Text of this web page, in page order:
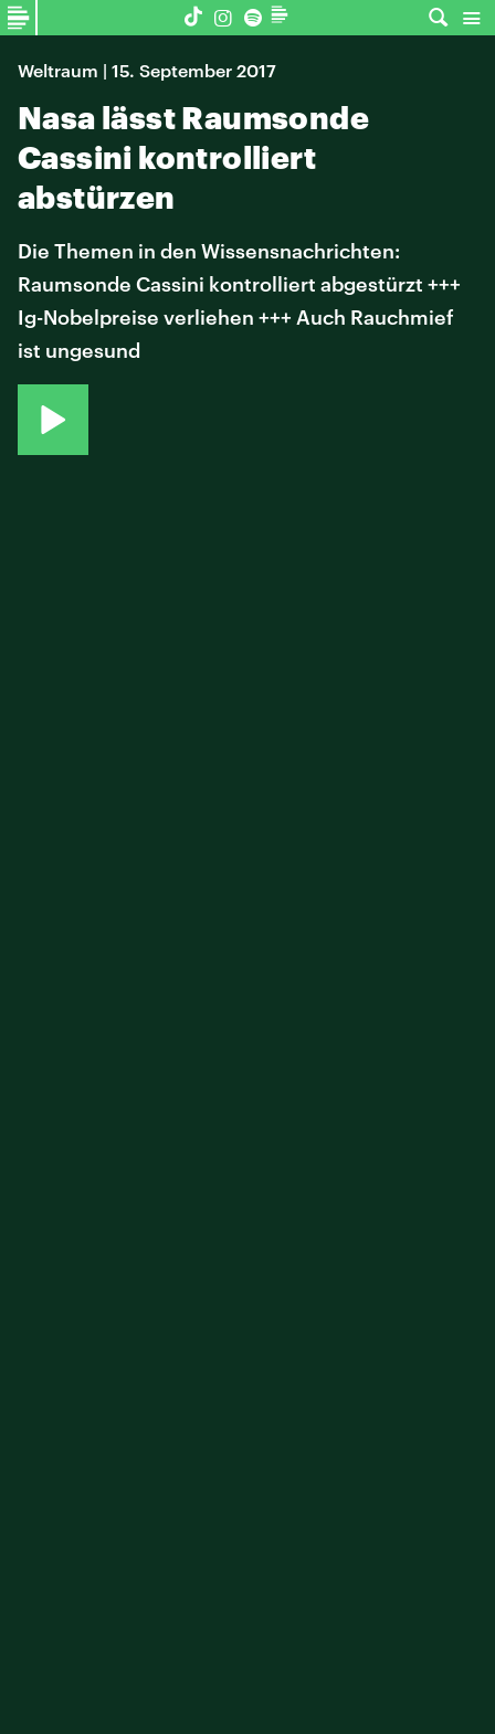
Weltraum | 15. September 2017
Nasa lässt Raumsonde
Cassini kontrolliert
abstürzen
Die Themen in den Wissensnachrichten:
Raumsonde Cassini kontrolliert abgestürzt +++
Ig-Nobelpreise verliehen +++ Auch Rauchmief
ist ungesund